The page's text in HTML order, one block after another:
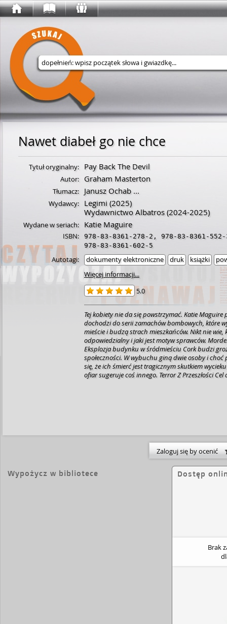
Wyszukaj w serwisie
Nawet diabeł go nie chce
Tytuł oryginalny: Pay Back The Devil
Autor: Graham Masterton
Tłumacz: Janusz Ochab...
Wydawcy: Legimi (2025)
Wydawnictwo Albatros(2024-2025)
Wydane w seriach: Katie Maguire
ISBN: 978-83-8361-278-2 , 978-83-8361-552-
978-83-8361-602-5
Autotagi: dokumenty elektroniczne druk książki
Więcej informacji...
5.0
Tej kobiety nie da się powstrzymać. Katie Maguire
dochodzi do serii zamachów bombowych, które
mieście i budzą strach mieszkańców. Nikt nie wie,
odpowiedzialny i jaki jest motyw sprawców.
Eksplozja budynku w śródmieściu Cork budzi
społeczności. W wybuchu giną dwie osoby i choć
się, że ich śmierć jest tragicznym skutkiem
ofiar sugeruje coś innego. Terror Z Przeszłości Cel
terroryście. Zawieszona w czynnościach detektyw
szansę wrócić do służby – i powstrzymać
całkowitym zniszczeniem Cork... Dwunasta
detektyw Katie Maguire.Jeden z najbardziej
autorów powieści kryminalnych. „Jeśli jeszcze nie
najwyższy czas po nią sięgnąć." „Daily Mail”
Zaloguj się by ocenić
Wypożycz w bibliotece Dostęp
Brak